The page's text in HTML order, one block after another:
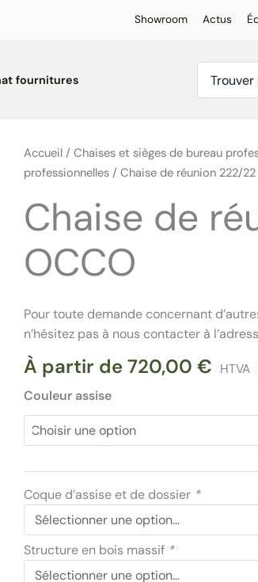
Showroom Actus
fournitures
Accueil /Chaises et sièges de bureau
professionnelles / Chaise de réunion 222/22
Chaise de
OCCO
Pour toute demande concernant
n’hésitez pas à nous contacter à
À partir de720,00€ HTVA
Couleur assise
Coque d’assise et de dossier *
Structure en bois massif *